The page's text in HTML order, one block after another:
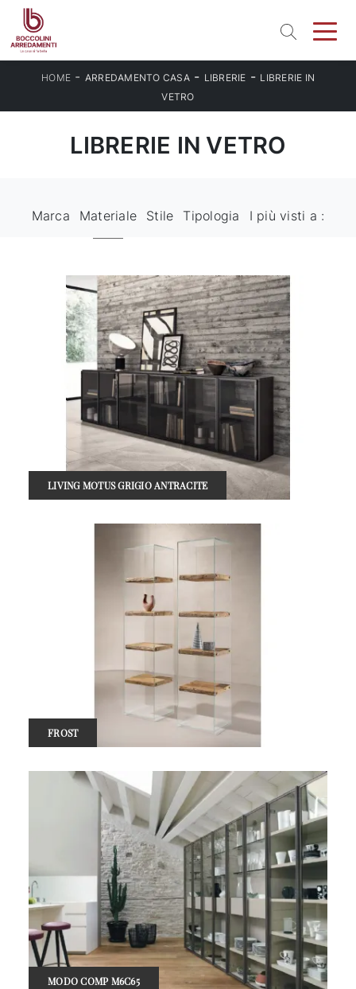
HOME - ARREDAMENTO CASA- LIBRERIE - LIBRERIE IN
VETRO
LIBRERIE IN VETRO
Marca Materiale Stile Tipologia I più visti a :
LIVING MOTUS GRIGIO ANTRACITE
FROST
MODO COMP M6C65